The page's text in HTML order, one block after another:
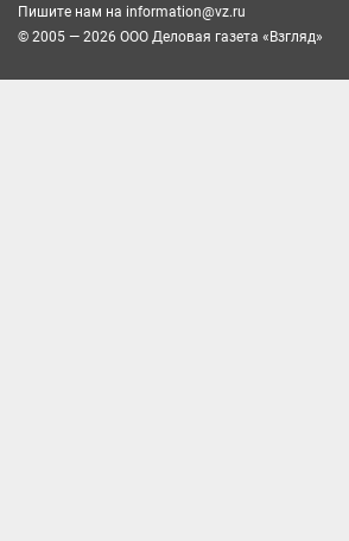
Пишите нам на information@vz.ru
© 2005 — 2026 ООО Деловая газета «Взгляд»